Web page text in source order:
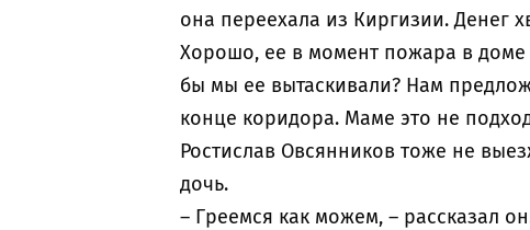
она переехала из Киргизии. Денег
Хорошо, ее в момент пожара в доме
бы мы ее вытаскивали? Нам
конце коридора. Маме это не
Ростислав Овсянников тоже не
дочь.
– Греемся как можем, – рассказал